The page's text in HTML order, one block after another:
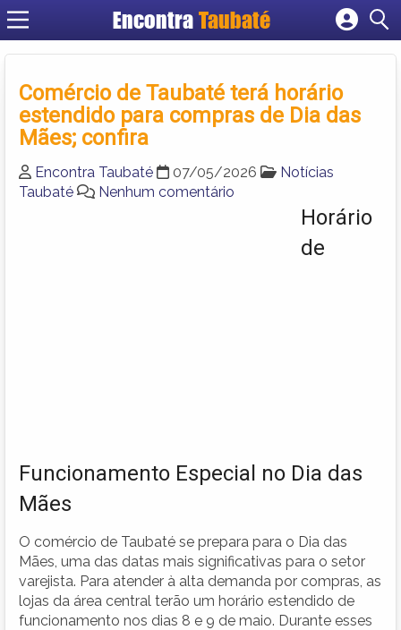
EncontraTaubaté
Cadastrar empresa
Criar conta
Comércio de Taubaté terá horário
estendido para compras de Dia das
Mães; confira
Encontra Taubaté 07/05/2026
Notícias
Taubaté
Nenhum comentário
Horário
de
Funcionamento Especial no Dia das
Mães
O comércio de Taubaté se prepara para o Dia das
Mães, uma das datas mais significativas para o setor
varejista. Para atender à alta demanda por compras, as
lojas da área central terão um horário estendido de
funcionamento nos dias 8 e 9 de maio. Durante esses